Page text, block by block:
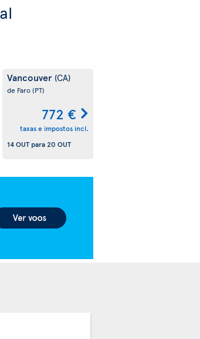
Vancouver (CA)
de Faro(PT)
772 €
taxas e impostos incl.
14 OUTpara20 OUT